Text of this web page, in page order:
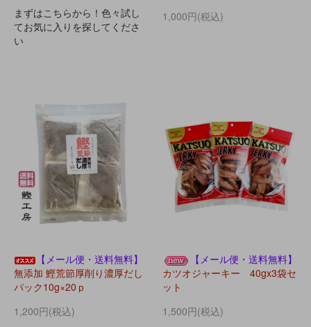
まずはこちらから！色々試し
てお気に入りを探してくださ
い
1,000円(税込)
【メール便・送料無料】
無添加 鰹荒節厚削り濃厚だし
パック10g×20ｐ
1,200円(税込)
【メール便・送料無料】
カツオジャーキー 40gx3袋セ
ット
1,500円(税込)